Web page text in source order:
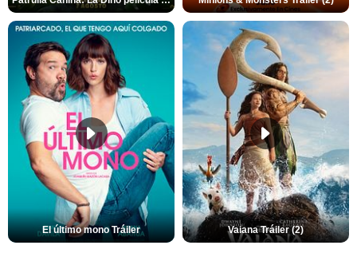
El último mono Tráiler Vaiana Tráiler (2)